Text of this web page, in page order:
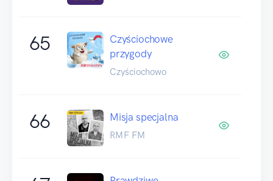
65
Czyściochowe
przygody
Czyściochowo
66 Misja specjalna
RMF FM